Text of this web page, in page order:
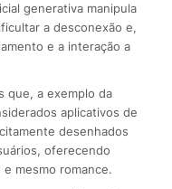
generativa manipula
a desconexão e,
e a interação a
que, a exemplo da
aplicativos de
desenhados
oferecendo
mesmo romance.